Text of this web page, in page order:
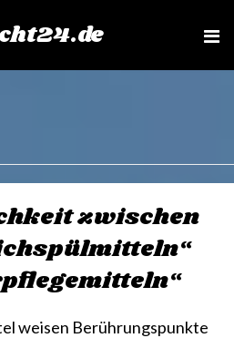
e
zwischen
weisen Berührungspunkte